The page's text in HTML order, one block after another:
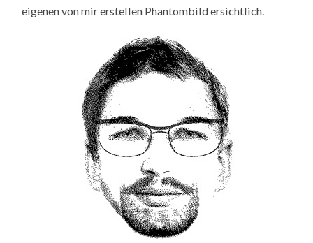
eigenen von mir erstellen Phantombild ersichtlich.